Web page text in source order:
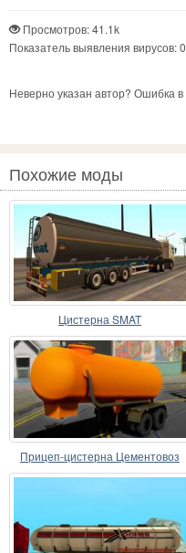
Просмотров: 41.1k
Показатель выявления вирусов:
Неверно указан автор? Ошибка
Похожие моды
Цистерна SMAT
Прицеп-цистерна Цементовоз
ТЦ-12